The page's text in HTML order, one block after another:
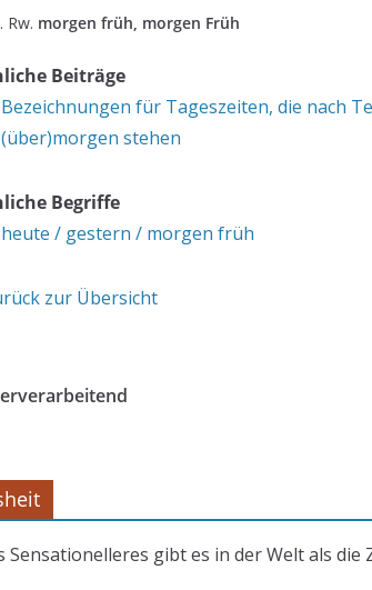
Rw. morgen früh, morgen Früh
Beiträge
Bezeichnungen für Tageszeiten, die nach
(über)morgen stehen
Begriffe
heute / gestern / morgen früh
zur Übersicht
Sensationelleres gibt es in der Welt als die